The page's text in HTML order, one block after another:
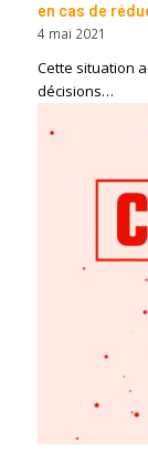
en cas de
4 mai 2021
Cette situation
décisions…